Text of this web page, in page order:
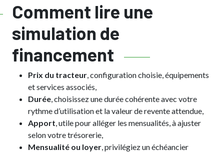
Comment lire une
simulation de
financement
Prix du tracteur, configuration choisie, équipements
et services associés,
Durée, choisissez une durée cohérente avec votre
rythme d’utilisation et la valeur de revente attendue,
Apport, utile pour alléger les mensualités, à ajuster
selon votre trésorerie,
Mensualité ou loyer, privilégiez un échéancier